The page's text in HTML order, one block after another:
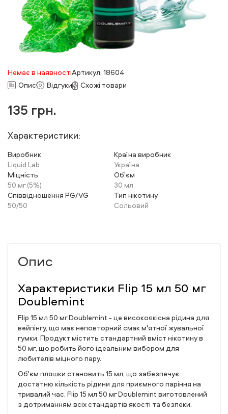
Немає в наявностіАртикул: 18604
Опис
Відгуки Схожі товари
135 грн.
Характеристики:
Виробник
Liquid Lab
Країна виробник
Україна
Міцність
50 мг (5%)
Об'єм
30 мл
Співвідношення PG/VG
50/50
Тип нікотину
Сольовий
Опис
Характеристики Flip 15 мл 50 мг
Doublemint
Flip 15 мл 50 мг Doublemint - це високоякісна рідина для
вейпінгу, що має неповторний смак м'ятної жувальної
гумки. Продукт містить стандартний вміст нікотину в
50 мг, що робить його ідеальним вибором для
любителів міцного пару.
Об'єм пляшки становить 15 мл, що забезпечує
достатню кількість рідини для приємного паріння на
тривалий час. Flip 15 мл 50 мг Doublemint виготовлений
з дотриманням всіх стандартів якості та безпеки.